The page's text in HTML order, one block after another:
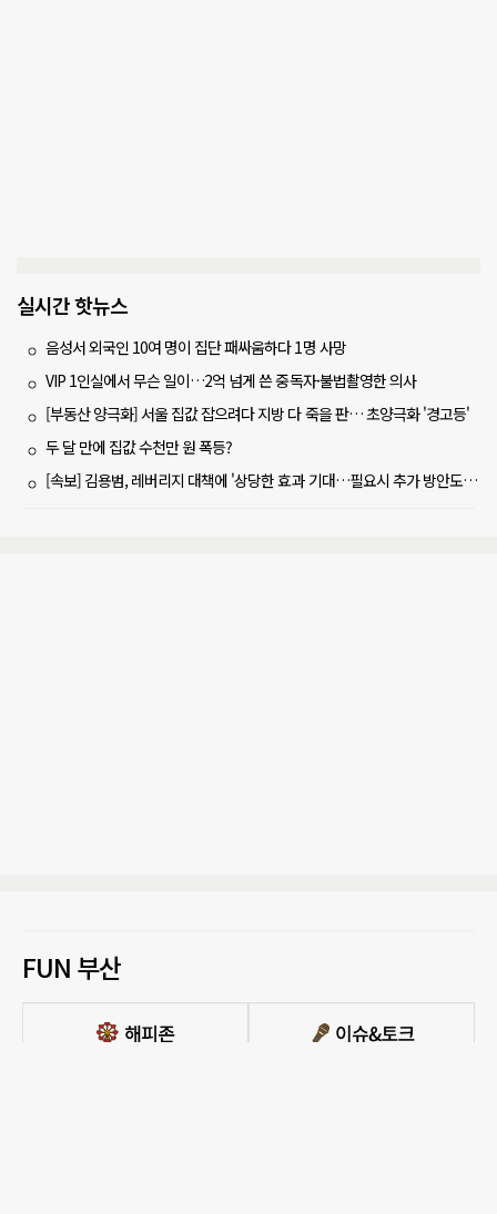
실시간 핫뉴스
음성서 외국인 10여 명이 집단 패싸움하다 1명 사망
VIP 1인실에서 무슨 일이…2억 넘게 쓴 중독자·불법촬영한 의사
[부동산 양극화] 서울 집값 잡으려다 지방 다 죽을 판… 초양극화 '경고등'
두 달 만에 집값 수천만 원 폭등?
[속보] 김용범, 레버리지 대책에 '상당한 효과 기대…필요시 추가 방안도 검토'
FUN 부산